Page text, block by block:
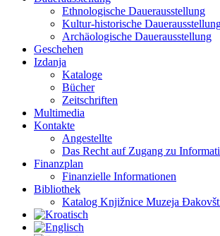
Ethnologische Dauerausstellung
Kultur-historische
Archäologische Dauerausstellung
Geschehen
Izdanja
Kataloge
Bücher
Zeitschriften
Multimedia
Kontakte
Angestellte
Das Recht auf Zugang zu
Finanzplan
Finanzielle Informationen
Bibliothek
Katalog Knjižnice Muzeja